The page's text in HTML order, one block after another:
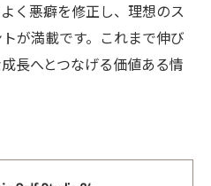
く悪癖を修正し、理想のス
が満載です。これまで伸び
長へとつなげる価値ある情